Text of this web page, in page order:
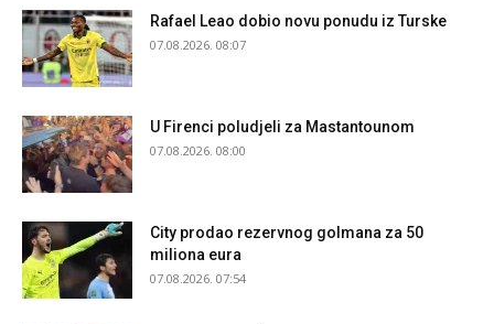
Rafael Leao dobio novu ponudu iz Turske
07.08.2026. 08:07
U Firenci poludjeli za Mastantounom
07.08.2026. 08:00
City prodao rezervnog golmana za 50
miliona eura
07.08.2026. 07:54